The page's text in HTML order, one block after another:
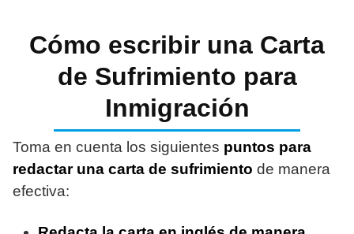
Cómo escribir una Carta
de Sufrimiento para
Inmigración
Toma en cuenta los siguientes puntos para
redactar una carta de sufrimiento de manera
efectiva: